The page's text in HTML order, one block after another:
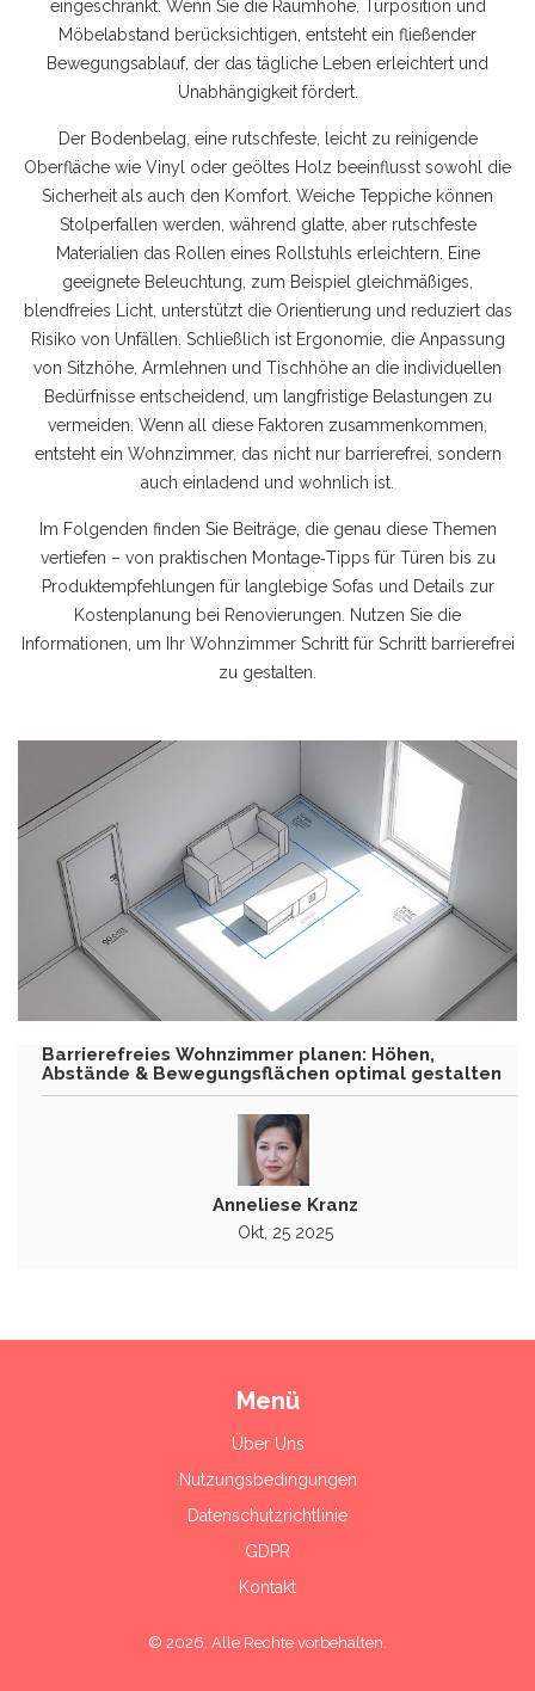
eingeschränkt. Wenn Sie die Raumhöhe, Türposition und
Möbelabstand berücksichtigen, entsteht ein fließender
Bewegungsablauf, der das tägliche Leben erleichtert und
Unabhängigkeit fördert.
Der Bodenbelag eine rutschfeste, leicht zu reinigende
Oberfläche wie Vinyl oder geöltes Holz beeinflusst sowohl die
Sicherheit als auch den Komfort. Weiche Teppiche können
Stolperfallen werden, während glatte, aber rutschfeste
Materialien das Rollen eines Rollstuhls erleichtern. Eine
geeignete Beleuchtung, zum Beispiel gleichmäßiges,
blendfreies Licht, unterstützt die Orientierung und reduziert das
Risiko von Unfällen. Schließlich ist Ergonomie, die Anpassung
von Sitzhöhe, Armlehnen und Tischhöhe an die individuellen
Bedürfnisseentscheidend, um langfristige Belastungen zu
vermeiden. Wenn all diese Faktoren zusammenkommen,
entsteht ein Wohnzimmer, das nicht nur barrierefrei, sondern
auch einladend und wohnlich ist.
Im Folgenden finden Sie Beiträge, die genau diese Themen
vertiefen – von praktischen Montage‑Tipps für Türen bis zu
Produktempfehlungen für langlebige Sofas und Details zur
Kostenplanung bei Renovierungen. Nutzen Sie die
Informationen, um Ihr Wohnzimmer Schritt für Schritt barrierefrei
zu gestalten.
Barrierefreies Wohnzimmer planen: Höhen,
Abstände & Bewegungsflächen optimal gestalten
Anneliese Kranz
Okt, 25 2025
Menü
Über Uns
Nutzungsbedingungen
Datenschutzrichtlinie
GDPR
Kontakt
© 2026. Alle Rechte vorbehalten.